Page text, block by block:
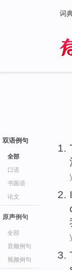
词
双语例句
全部
口语
书面语
论文
原声例句
全部
音频例句
视频例句
I